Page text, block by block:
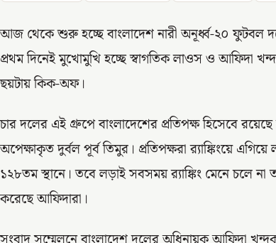
আজ থেকে শুরু হচ্ছে বাংলাদেশ নারী অনূর্ধ্ব-২০ ফুটবল
প্রথম দিনেই মুখোমুখি হচ্ছে স্বাগতিক লাওস ও আফিদা
ছয়টায় কিক-অফ।
চার দলের এই গ্রুপে বাংলাদেশের প্রতিপক্ষ হিসেবে
অপেক্ষাকৃত দুর্বল পূর্ব তিমুর। প্রতিপক্ষরা র‍্যাঙ্কিংয়ে
১২৮তম স্থানে। তবে লড়াই সবসময় র‍্যাঙ্কিং মেনে চলে না
করেছে আফিদারা।